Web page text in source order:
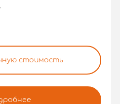
стоимость